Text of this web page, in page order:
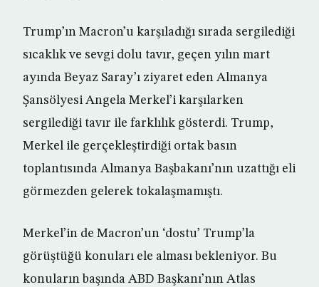
Trump’ın Macron’u karşıladığı sırada sergilediği
sıcaklık ve sevgi dolu tavır, geçen yılın mart
ayında Beyaz Saray’ı ziyaret eden Almanya
Şansölyesi Angela Merkel’i karşılarken
sergilediği tavır ile farklılık gösterdi. Trump,
Merkel ile gerçekleştirdiği ortak basın
toplantısında Almanya Başbakanı’nın uzattığı eli
görmezden gelerek tokalaşmamıştı.
Merkel’in de Macron’un ‘dostu’ Trump’la
görüştüğü konuları ele alması bekleniyor. Bu
konuların başında ABD Başkanı’nın Atlas